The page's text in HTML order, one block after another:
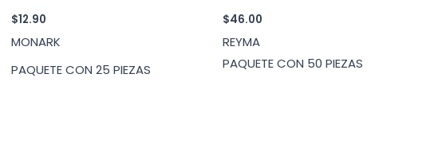
$12.90
MONARK
PAQUETE CON 25 PIEZAS
$46.00
REYMA
PAQUETE CON 50 PIEZAS